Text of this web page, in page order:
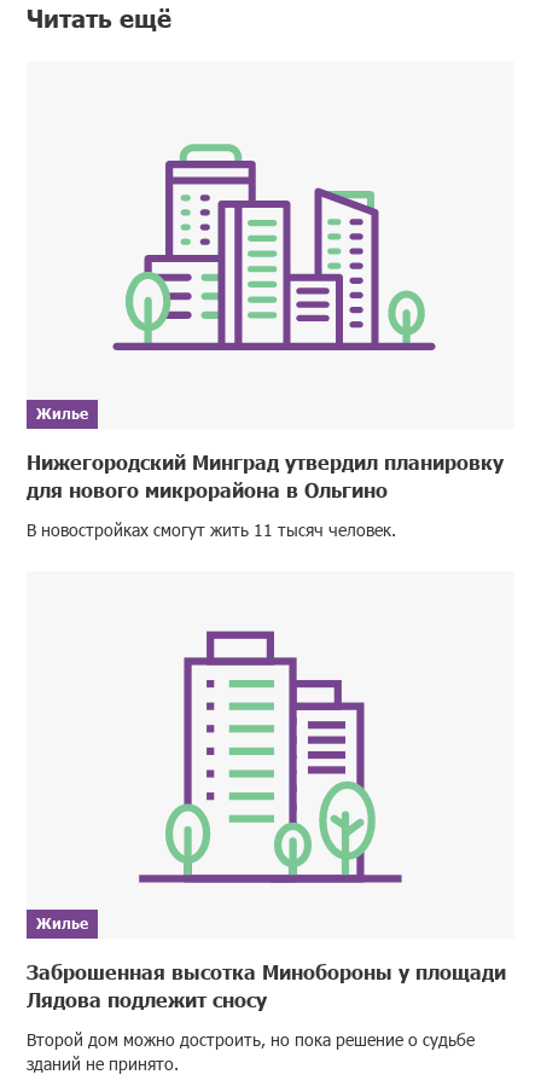
Читать ещё
Жилье
Нижегородский Минград утвердил планировку
для нового микрорайона в Ольгино
В новостройках смогут жить 11 тысяч человек.
Жилье
Заброшенная высотка Минобороны у площади
Лядова подлежит сносу
Второй дом можно достроить, но пока решение о судьбе
зданий не принято.